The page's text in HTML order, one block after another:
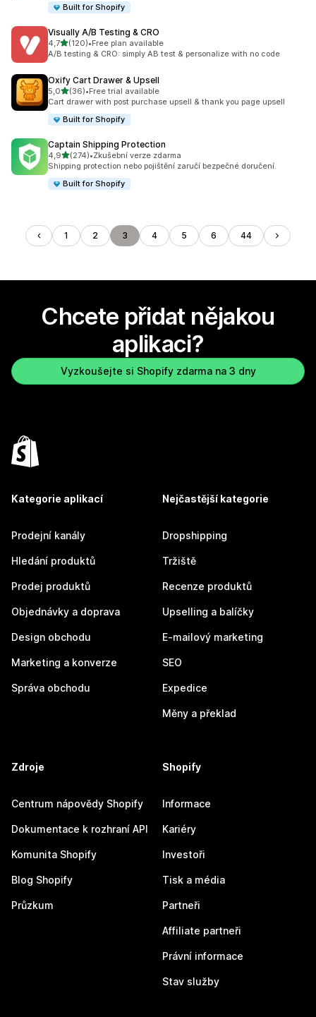
Built for Shopify
Visually A/B Testing & CRO
4,7z 5 hvězd
(120)
Celkový počet recenzí: 120
•Free plan available
A/B testing & CRO: simply AB test & personalize with no code
Oxify Cart Drawer & Upsell
5,0z 5 hvězd
(36)
Celkový počet recenzí: 36
•Free trial available
Cart drawer with post purchase upsell & thank you page upsell
Built for Shopify
Captain Shipping Protection
4,9z 5 hvězd
(274)
Celkový počet recenzí: 274
•Zkušební verze zdarma
Shipping protection nebo pojištění zaručí bezpečné doručení.
Built for Shopify
1 2 3 4 5 6 44
Chcete přidat nějakou
aplikaci?
Vyzkoušejte si Shopify zdarma na 3 dny
Kategorie aplikací
Prodejní kanály
Hledání produktů
Prodej produktů
Objednávky a doprava
Design obchodu
Marketing a konverze
Správa obchodu
Nejčastější kategorie
Dropshipping
Tržiště
Recenze produktů
Upselling a balíčky
E-mailový marketing
SEO
Expedice
Měny a překlad
Zdroje
Centrum nápovědy Shopify
Dokumentace k rozhraní API
Komunita Shopify
Blog Shopify
Průzkum
Shopify
Informace
Kariéry
Investoři
Tisk a média
Partneři
Affiliate partneři
Právní informace
Stav služby